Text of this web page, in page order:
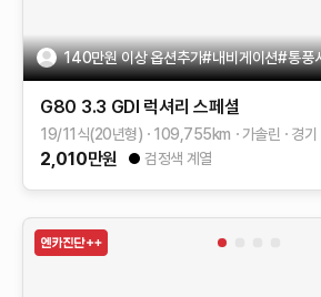
140만원 이상 옵션추가#내비게이션#통풍
G80 3.3 GDI 럭셔리 스페셜
19/11식(20년형) 109,755km 가솔린 경기
2,010만원 검정색 계열